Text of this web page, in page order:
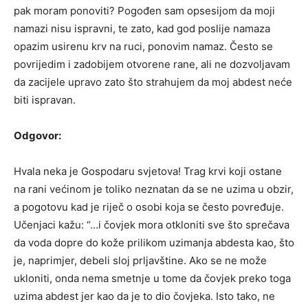
pak moram ponoviti? Pogođen sam opsesijom da moji
namazi nisu ispravni, te zato, kad god poslije namaza
opazim usirenu krv na ruci, ponovim namaz. Često se
povrijedim i zadobijem otvorene rane, ali ne dozvoljavam
da zacijele upravo zato što strahujem da moj abdest neće
biti ispravan.
Odgovor:
Hvala neka je Gospodaru svjetova! Trag krvi koji ostane
na rani većinom je toliko neznatan da se ne uzima u obzir,
a pogotovu kad je riječ o osobi koja se često povređuje.
Učenjaci kažu: “…i čovjek mora otkloniti sve što sprečava
da voda dopre do kože prilikom uzimanja abdesta kao, što
je, naprimjer, debeli sloj prljavštine. Ako se ne može
ukloniti, onda nema smetnje u tome da čovjek preko toga
uzima abdest jer kao da je to dio čovjeka. Isto tako, ne